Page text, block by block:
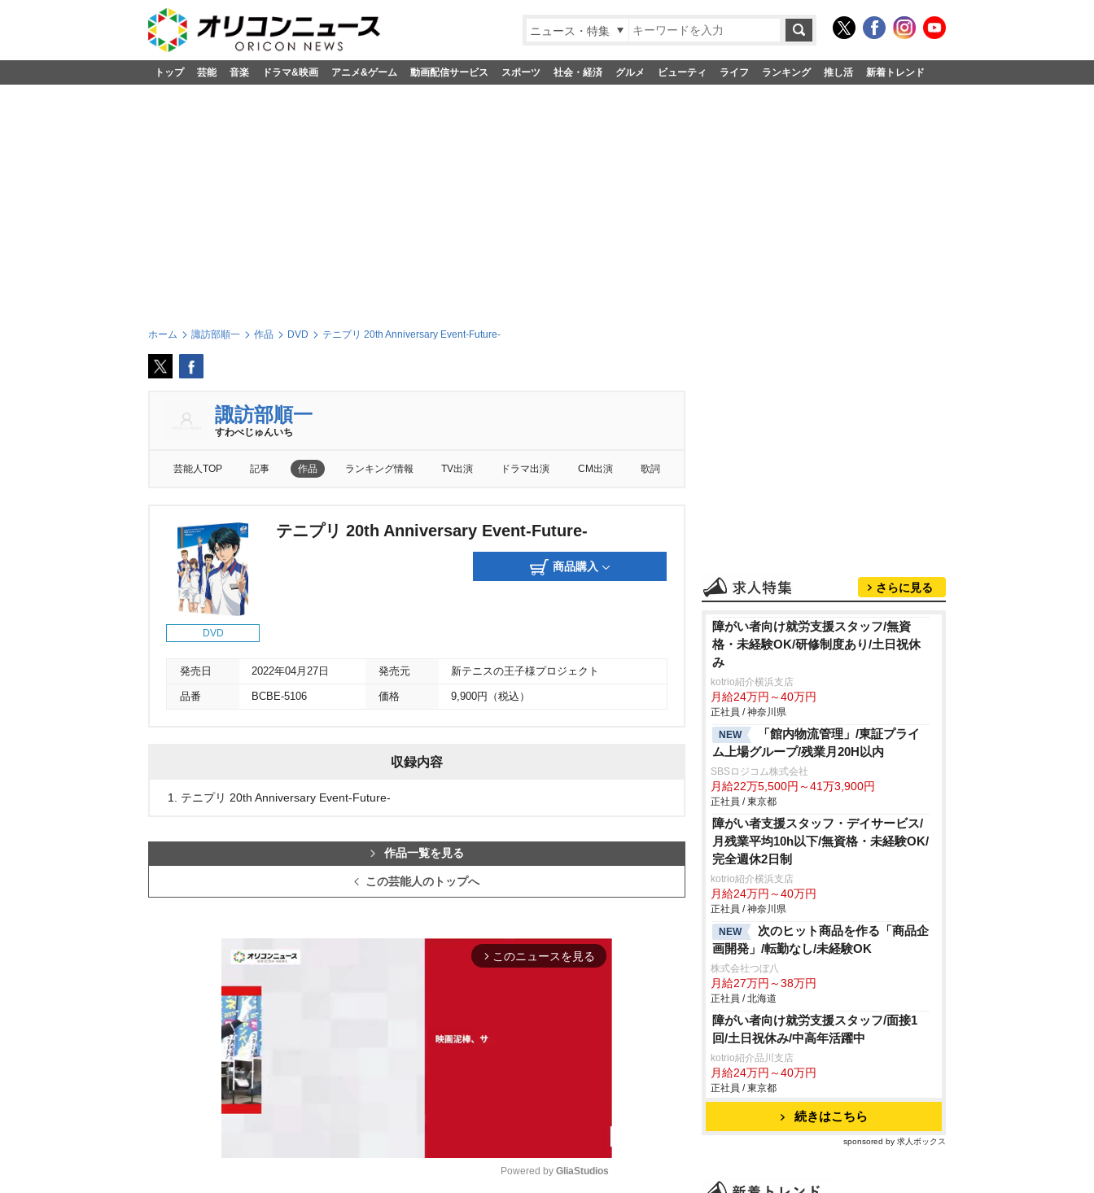
ニュース・特集
トップ 芸能 音楽 ドラマ&映画 アニメ&ゲーム 動画配信サービス スポーツ 社会・経済 グルメ ビューティ ライフ ランキング 推し活 新着トレンド
ホーム 諏訪部順一 作品 DVD テニプリ 20th Anniversary Event-Future-
諏訪部順一
すわべじゅんいち
芸能人TOP 記事 作品 ランキング情報 TV出演 ドラマ出演 CM出演 歌詞
DVD
テニプリ 20th Anniversary Event-Future-
商品購入
発売日 2022年04月27日 発売元 新テニスの王子様プロジェクト
品番 BCBE-5106 価格 9,900円（税込）
収録内容
1. テニプリ 20th Anniversary Event-Future-
作品一覧を見る
この芸能人のトップへ
arrow_forward_ios このニュースを見る
Powered by GliaStudios
さらに見る
障がい者向け就労支援スタッフ/無資
格・未経験OK/研修制度あり/土日祝休
み
kotrio紹介横浜支店
月給24万円～40万円
正社員 / 神奈川県
NEW
「館内物流管理」/東証プライ
ム上場グループ/残業月20H以内
SBSロジコム株式会社
月給22万5,500円～41万3,900円
正社員 / 東京都
障がい者支援スタッフ・デイサービス/
月残業平均10h以下/無資格・未経験OK/
完全週休2日制
kotrio紹介横浜支店
月給24万円～40万円
正社員 / 神奈川県
NEW
次のヒット商品を作る「商品企
画開発」/転勤なし/未経験OK
株式会社つぼ八
月給27万円～38万円
正社員 / 北海道
障がい者向け就労支援スタッフ/面接1
回/土日祝休み/中高年活躍中
kotrio紹介品川支店
月給24万円～40万円
正社員 / 東京都
続きはこちら
sponsored by 求人ボックス